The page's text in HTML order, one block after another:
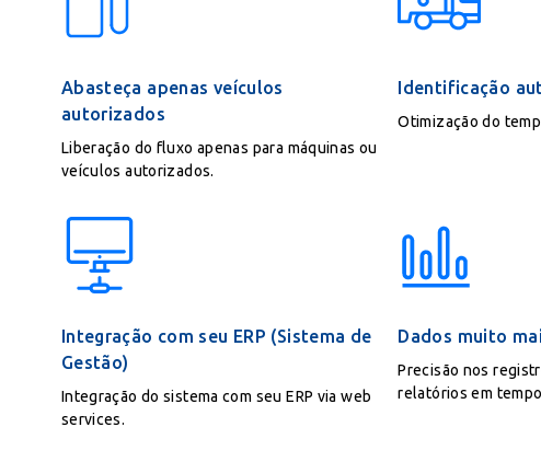
Abasteça apenas veículos
autorizados
Liberação do fluxo apenas para máquinas ou
veículos autorizados.
Identificação
Otimização do
Integração com seu ERP (Sistema de
Gestão)
Integração do sistema com seu ERP via web
services.
Dados muito
Precisão nos
relatórios em